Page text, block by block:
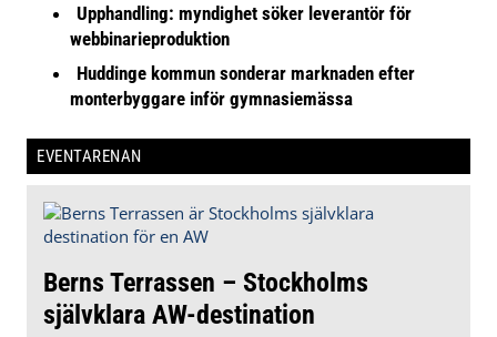
Upphandling: myndighet söker leverantör för
webbinarieproduktion
Huddinge kommun sonderar marknaden efter
monterbyggare inför gymnasiemässa
EVENTARENAN
Berns Terrassen – Stockholms
självklara AW-destination